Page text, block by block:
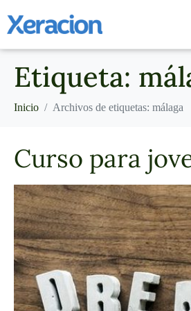
Etiqueta:
Inicio Archivos de etiquetas: málaga
Curso para